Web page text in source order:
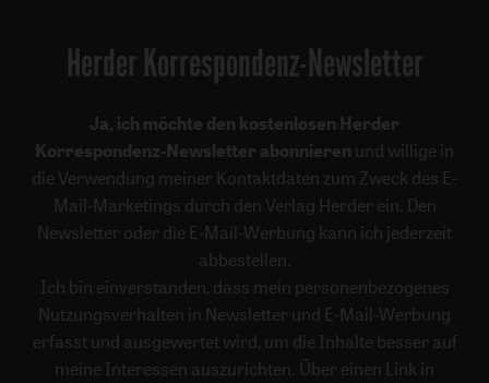
Herder Korrespondenz-Newsletter
Ja, ich möchte den kostenlosen Herder
Korrespondenz-Newsletter abonnieren und willige in
die Verwendung meiner Kontaktdaten zum Zweck des E-
Mail-Marketings durch den Verlag Herder ein. Den
Newsletter oder die E-Mail-Werbung kann ich jederzeit
abbestellen.
Ich bin einverstanden, dass mein personenbezogenes
Nutzungsverhalten in Newsletter und E-Mail-Werbung
erfasst und ausgewertet wird, um die Inhalte besser auf
meine Interessen auszurichten. Über einen Link in